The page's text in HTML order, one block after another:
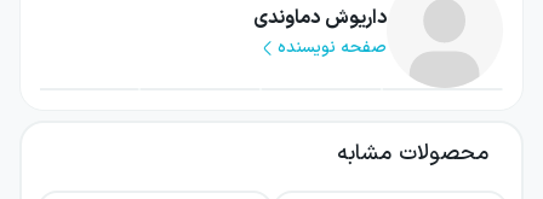
داریوش دماوندی
صفحه نویسنده
محصولات مشابه